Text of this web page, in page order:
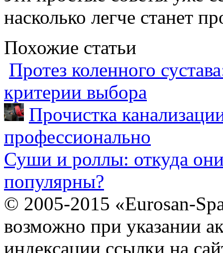
насколько легче станет
Похожие статьи
Протез коленного
критерии выбора
Прочистка
профессионально
Суши и роллы: откуда
популярны?
© 2005-2015 «Eurosan-
возможно при указании
индексации ссылки на